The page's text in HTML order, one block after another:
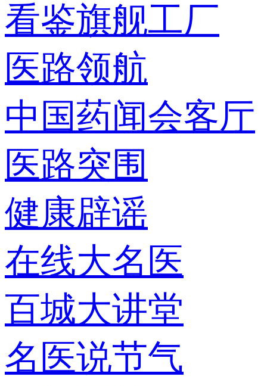
看鉴旗舰工厂
医路领航
中国药闻会客厅
医路突围
健康辟谣
在线大名医
百城大讲堂
名医说节气